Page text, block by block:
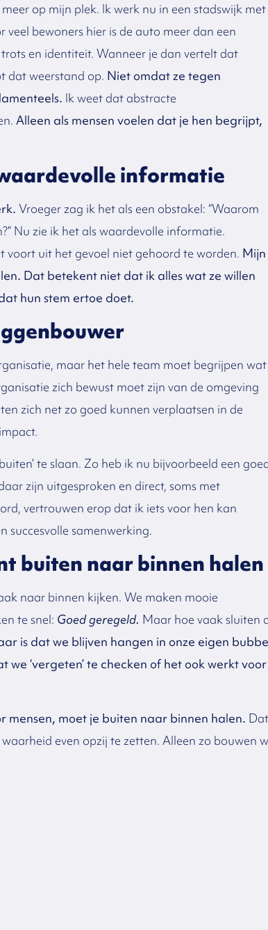
op mijn plek. Ik werk nu in een stadswijk met
bewoners hier is de auto meer dan een
en identiteit. Wanneer je dan vertelt dat
dat weerstand op. Niet omdat ze tegen
Ik weet dat abstracte
Alleen als mensen voelen dat je hen begrijpt,
informatie
Vroeger zag ik het als een obstakel: “Waarom
Nu zie ik het als waardevolle informatie.
uit het gevoel niet gehoord te worden. Mijn
Dat betekent niet dat ik alles wat ze willen
hun stem ertoe doet.
maar het hele team moet begrijpen
zich bewust moet zijn van de omgeving
zich net zo goed kunnen verplaatsen in de
te slaan. Zo heb ik nu bijvoorbeeld een
zijn uitgesproken en direct, soms met
vertrouwen erop dat ik iets voor hen kan
succesvolle samenwerking.
buiten naar binnen halen
naar binnen kijken. We maken mooie
te snel: Goed geregeld. Maar hoe vaak sluiten
is dat we blijven hangen in onze eigen
we ‘vergeten’ te checken of het ook werkt voor
mensen, moet je buiten naar binnen halen. Dat
even opzij te zetten. Alleen zo bouwen